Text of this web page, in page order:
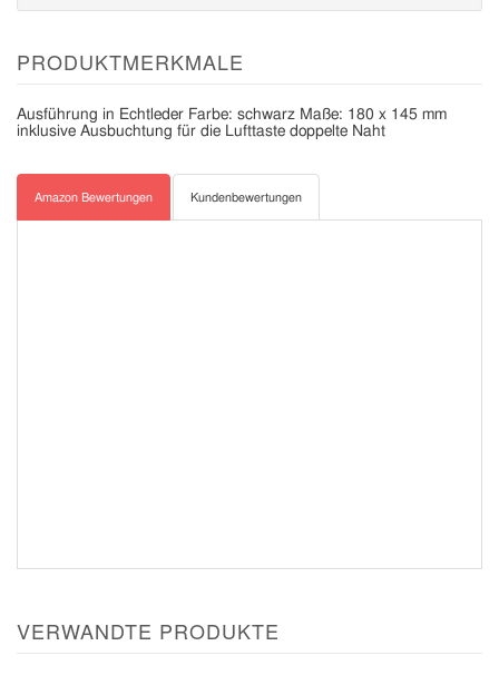
PRODUKTMERKMALE
Ausführung in Echtleder Farbe: schwarz Maße: 180 x 145 mm
inklusive Ausbuchtung für die Lufttaste doppelte Naht
Amazon Bewertungen Kundenbewertungen
VERWANDTE PRODUKTE